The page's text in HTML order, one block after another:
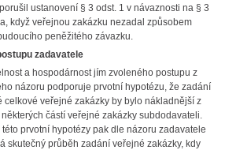
ustanovení § 3 odst. 1 v návaznosti na § 3
když veřejnou zakázku nezadal způsobem
peněžitého závazku.
zadavatele
a hospodárnost jím zvoleného postupu z
názoru podporuje prvotní hypotézu, že zadání
celkové veřejné zakázky by bylo nákladnější z
částí veřejné zakázky subdodavateli.
prvotní hypotézy pak dle názoru zadavatele
skutečný průběh zadání veřejné zakázky, kdy